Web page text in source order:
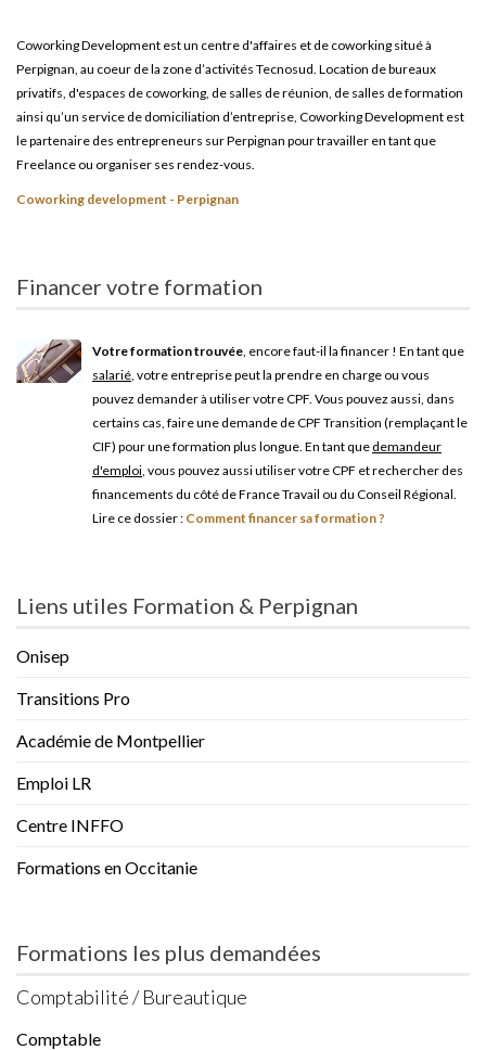
Coworking Development est un centre d'affaires et de coworking situé à
Perpignan, au coeur de la zone d’activités Tecnosud. Location de bureaux
privatifs, d'espaces de coworking, de salles de réunion, de salles de formation
ainsi qu’un service de domiciliation d’entreprise, Coworking Development est
le partenaire des entrepreneurs sur Perpignan pour travailler en tant que
Freelance ou organiser ses rendez-vous.
Coworking development - Perpignan
Financer votre formation
Votre formation trouvée, encore faut-il la financer ! En tant que
salarié, votre entreprise peut la prendre en charge ou vous
pouvez demander à utiliser votre CPF. Vous pouvez aussi, dans
certains cas, faire une demande de CPF Transition (remplaçant le
CIF) pour une formation plus longue. En tant que demandeur
d'emploi, vous pouvez aussi utiliser votre CPF et rechercher des
financements du côté de France Travail ou du Conseil Régional.
Lire ce dossier : Comment financer sa formation ?
Liens utiles Formation & Perpignan
Onisep
Transitions Pro
Académie de Montpellier
Emploi LR
Centre INFFO
Formations en Occitanie
Formations les plus demandées
Comptabilité / Bureautique
Comptable